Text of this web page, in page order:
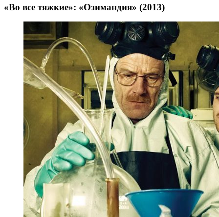
«Во все тяжкие»: «Озимандия» (2013)